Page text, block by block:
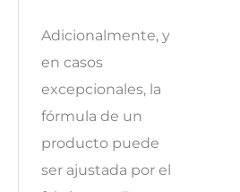
Adicionalmente, y
en casos
excepcionales, la
fórmula de un
producto puede
ser ajustada por el